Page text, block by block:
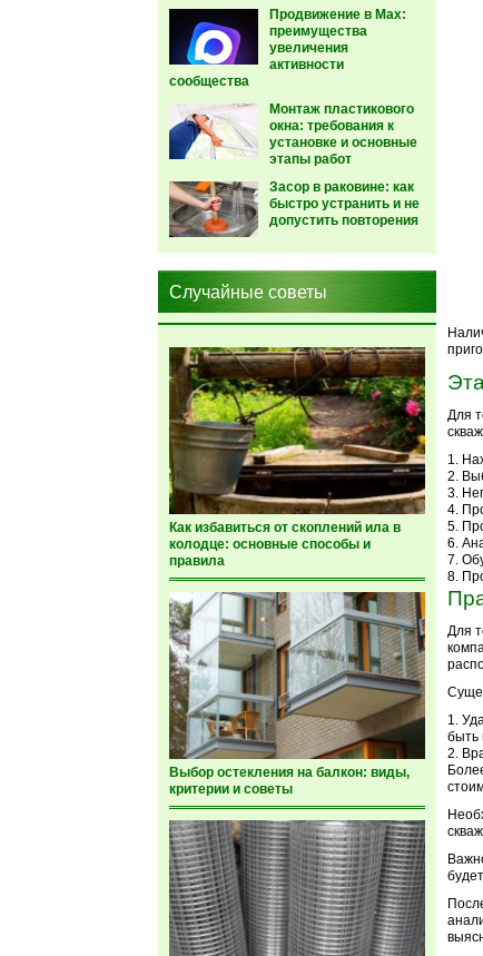
Продвижение в Max:
преимущества
увеличения
активности
сообщества
Монтаж пластикового
окна: требования к
установке и основные
этапы работ
Засор в раковине: как
быстро устранить и не
допустить повторения
Случайные советы
Как избавиться от скоплений ила в
колодце: основные способы и
правила
Выбор остекления на балкон: виды,
критерии и советы
Для
Для
быть